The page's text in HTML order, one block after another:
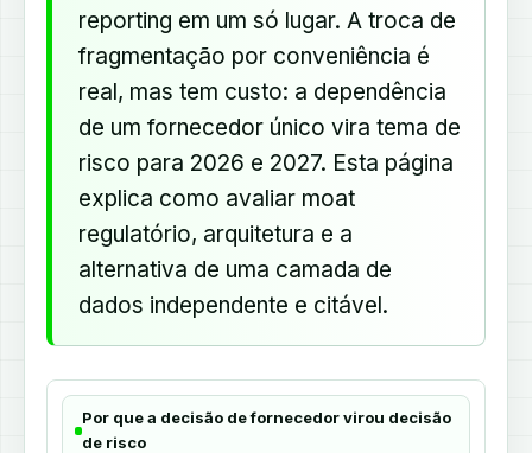
reporting em um só lugar. A troca de
fragmentação por conveniência é
real, mas tem custo: a dependência
de um fornecedor único vira tema de
risco para 2026 e 2027. Esta página
explica como avaliar moat
regulatório, arquitetura e a
alternativa de uma camada de
dados independente e citável.
Por que a decisão de fornecedor virou decisão
de risco